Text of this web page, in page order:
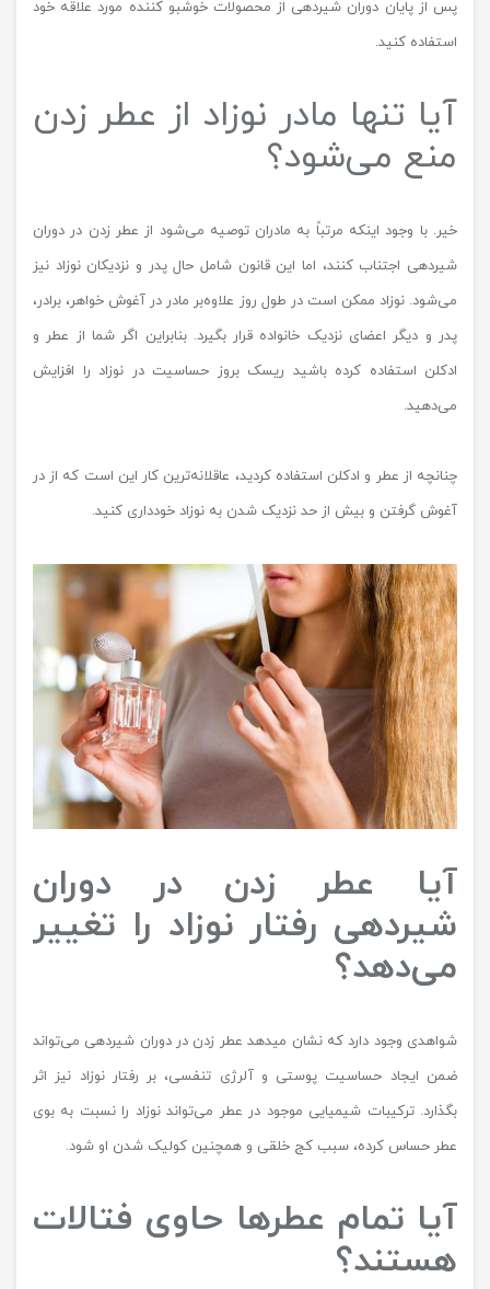
پس از پایان دوران شیردهی از محصولات خوشبو کننده مورد علاقه خود
استفاده کنید.
آیا تنها مادر نوزاد از عطر زدن
منع می‌شود؟
خیر. با وجود اینکه مرتباً به مادران توصیه می‌شود از عطر زدن در دوران
شیردهی اجتناب کنند، اما این قانون شامل حال پدر و نزدیکان نوزاد نیز
می‌شود. نوزاد ممکن است در طول روز علاوه‌بر مادر در آغوش خواهر، برادر،
پدر و دیگر اعضای نزدیک خانواده قرار بگیرد. بنابراین اگر شما از عطر و
ادکلن استفاده کرده باشید ریسک بروز حساسیت در نوزاد را افزایش
می‌دهید.
چنانچه از عطر و ادکلن استفاده کردید، عاقلانه‌ترین کار این است که از در
آغوش گرفتن و بیش از حد نزدیک شدن به نوزاد خودداری کنید.
آیا عطر زدن در دوران
شیردهی رفتار نوزاد را تغییر
می‌دهد؟
شواهدی وجود دارد که نشان میدهد عطر زدن در دوران شیردهی می‌تواند
ضمن ایجاد حساسیت پوستی و آلرژی تنفسی، بر رفتار نوزاد نیز اثر
بگذارد. ترکیبات شیمیایی موجود در عطر می‌تواند نوزاد را نسبت به بوی
عطر حساس کرده، سبب کج خلقی و همچنین کولیک شدن او شود.
آیا تمام عطرها حاوی فتالات
هستند؟